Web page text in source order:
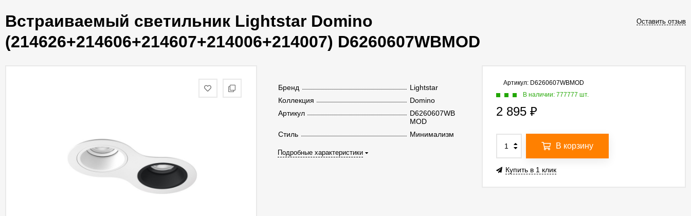
Встраиваемый светильник Lightstar Domino
(214626+214606+214607+214006+214007) D6260607WBMOD
Оставить отзыв
Бренд
Lightstar
Коллекция
Domino
Артикул
D6260607WB
MOD
Стиль
Минимализм
Подробные характеристики
Артикул: D6260607WBMOD
В наличии: 777777 шт.
2 895 ₽
В корзину
Купить в 1 клик